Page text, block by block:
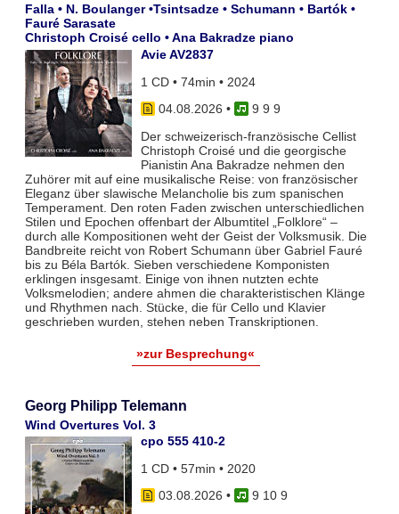
Falla • N. Boulanger •Tsintsadze • Schumann • Bartók •
Fauré Sarasate
Christoph Croisé cello • Ana Bakradze piano
Avie AV2837
1 CD • 74min • 2024
04.08.2026 •
9 9 9
Der schweizerisch-französische Cellist
Christoph Croisé und die georgische
Pianistin Ana Bakradze nehmen den
Zuhörer mit auf eine musikalische Reise: von französischer
Eleganz über slawische Melancholie bis zum spanischen
Temperament. Den roten Faden zwischen unterschiedlichen
Stilen und Epochen offenbart der Albumtitel „Folklore“ –
durch alle Kompositionen weht der Geist der Volksmusik. Die
Bandbreite reicht von Robert Schumann über Gabriel Fauré
bis zu Béla Bartók. Sieben verschiedene Komponisten
erklingen insgesamt. Einige von ihnen nutzten echte
Volksmelodien; andere ahmen die charakteristischen Klänge
und Rhythmen nach. Stücke, die für Cello und Klavier
geschrieben wurden, stehen neben Transkriptionen.
»zur Besprechung«
Georg Philipp Telemann
Wind Overtures Vol. 3
cpo 555 410-2
1 CD • 57min • 2020
03.08.2026 •
9 10 9